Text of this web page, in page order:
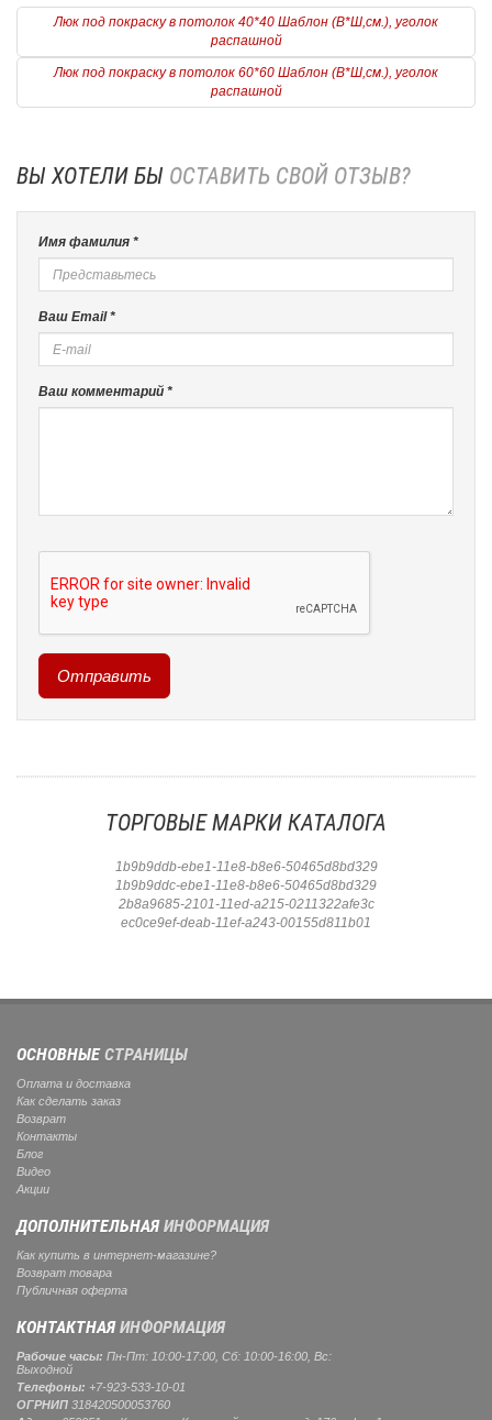
Люк под покраску в потолок 40*40 Шаблон (В*Ш,см.), уголок
распашной
Люк под покраску в потолок 60*60 Шаблон (В*Ш,см.), уголок
распашной
ВЫ ХОТЕЛИ БЫ ОСТАВИТЬ СВОЙ ОТЗЫВ?
Имя фамилия *
Ваш Email *
Ваш комментарий *
ТОРГОВЫЕ МАРКИ КАТАЛОГА
1b9b9ddb-ebe1-11e8-b8e6-50465d8bd329
1b9b9ddc-ebe1-11e8-b8e6-50465d8bd329
2b8a9685-2101-11ed-a215-0211322afe3c
ec0ce9ef-deab-11ef-a243-00155d811b01
ОСНОВНЫЕСТРАНИЦЫ
Оплата и доставка
Как сделать заказ
Возврат
Контакты
Блог
Видео
Акции
ДОПОЛНИТЕЛЬНАЯИНФОРМАЦИЯ
Как купить в интернет-магазине?
Возврат товара
Публичная оферта
КОНТАКТНАЯИНФОРМАЦИЯ
Рабочие часы: Пн-Пт: 10:00-17:00, Сб: 10:00-16:00, Вс:
Выходной
Телефоны: +7-923-533-10-01
ОГРНИП 318420500053760